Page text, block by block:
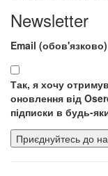
Newsletter
Email (обов'язково)
Так, я хочу
оновлення від
підписки в будь-